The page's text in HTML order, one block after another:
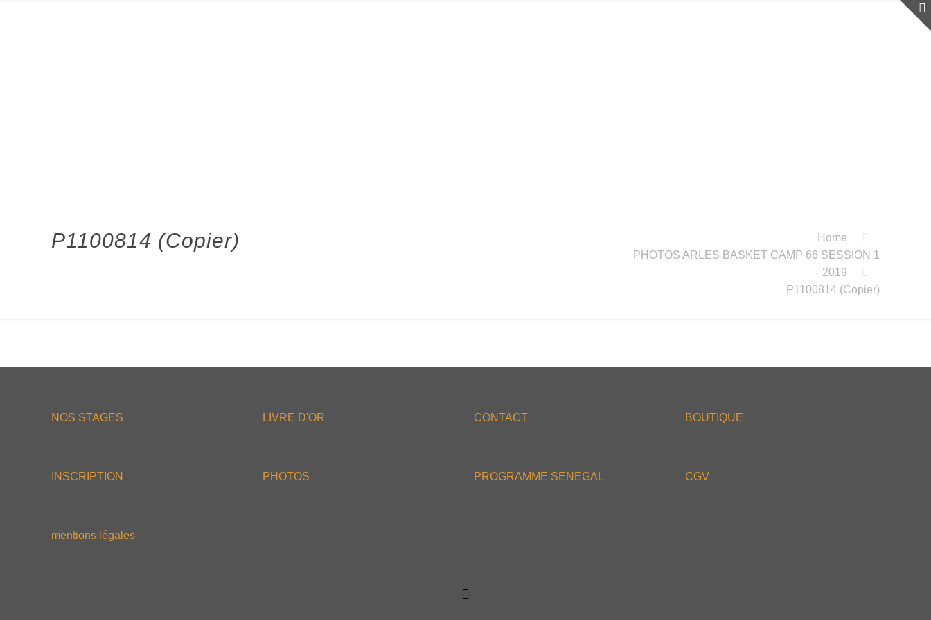
P1100814 (Copier)
Home
PHOTOS ARLES BASKET CAMP 66 SESSION 1
– 2019
P1100814 (Copier)
NOS STAGES
INSCRIPTION
mentions légales
LIVRE D'OR
PHOTOS
CONTACT
PROGRAMME SENEGAL
BOUTIQUE
CGV